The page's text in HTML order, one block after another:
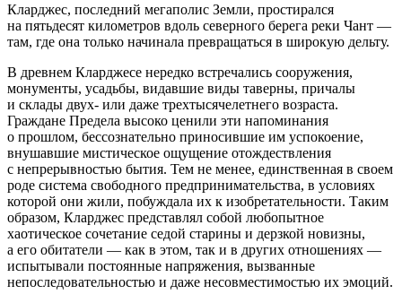
Кларджес, последний мегаполис Земли, простирался
на пятьдесят километров вдоль северного берега реки Чант —
там, где она только начинала превращаться в широкую дельту.
В древнем Кларджесе нередко встречались сооружения,
монументы, усадьбы, видавшие виды таверны, причалы
и склады двух- или даже трехтысячелетнего возраста.
Граждане Предела высоко ценили эти напоминания
о прошлом, бессознательно приносившие им успокоение,
внушавшие мистическое ощущение отождествления
с непрерывностью бытия. Тем не менее, единственная в своем
роде система свободного предпринимательства, в условиях
которой они жили, побуждала их к изобретательности. Таким
образом, Кларджес представлял собой любопытное
хаотическое сочетание седой старины и дерзкой новизны,
а его обитатели — как в этом, так и в других отношениях —
испытывали постоянные напряжения, вызванные
непоследовательностью и даже несовместимостью их эмоций.